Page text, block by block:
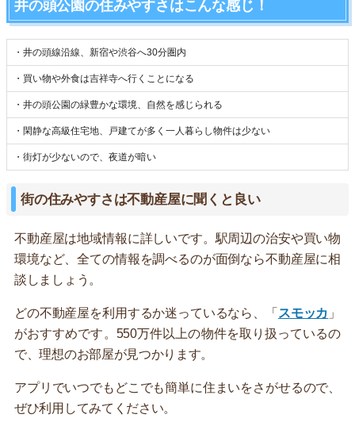
井の頭公園の住みやすさはこんな感じ！
・井の頭線沿線、新宿や渋谷へ30分圏内
・買い物や外食は吉祥寺へ行くことになる
・井の頭公園の緑豊かな環境、自然を感じられる
・閑静な高級住宅地、戸建てが多く一人暮らし物件は少ない
・街灯が少ないので、夜道が暗い
街の住みやすさは不動産屋に聞くと良い
不動産屋は地域情報に詳しいです。駅周辺の治安や買い物
環境など、全ての情報を調べるのが面倒なら不動産屋に相
談しましょう。
どの不動産屋を利用するか迷っているなら、「 スモッカ 」
がおすすめです。550万件以上の物件を取り扱っているの
で、理想のお部屋が見つかります。
アプリでいつでもどこでも簡単に住まいをさがせるので、
ぜひ利用してみてください。